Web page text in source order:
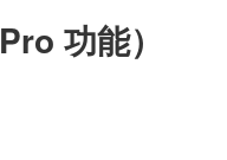
功能）